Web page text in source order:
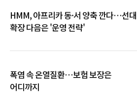
HMM, 아프리카 동·서 양축 깐다…선대
확장 다음은 '운영 전략'
폭염 속 온열질환…보험 보장은
어디까지